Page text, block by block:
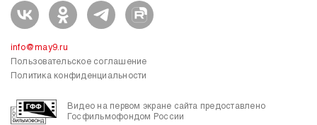
info@may9.ru
Пользовательское соглашение
Политика конфиденциальности
Видео на первом экране сайта предоставлено
Госфильмофондом России